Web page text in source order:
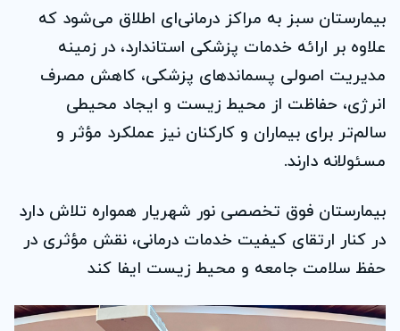
بیمارستان سبز به مراکز درمانی‌ای اطلاق می‌شود که
علاوه بر ارائه خدمات پزشکی استاندارد، در زمینه
مدیریت اصولی پسماندهای پزشکی، کاهش مصرف
انرژی، حفاظت از محیط زیست و ایجاد محیطی
سالم‌تر برای بیماران و کارکنان نیز عملکرد مؤثر و
مسئولانه دارند.
بیمارستان فوق تخصصی نور شهریار همواره تلاش دارد
در کنار ارتقای کیفیت خدمات درمانی، نقش مؤثری در
حفظ سلامت جامعه و محیط زیست ایفا کند